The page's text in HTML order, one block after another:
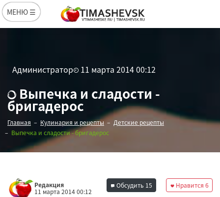
МЕНЮ ☰
Администратор 11 марта 2014 00:12
Выпечка и сладости -
бригадерос
Главная Кулинария и рецепты
Детские рецепты
Выпечка и сладости - бригадерос
Редакция
11 марта 2014 00:12
Нравится 6
Обсудить 15